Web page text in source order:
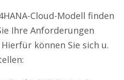
Cloud-Modell finden
Ihre Anforderungen
können Sie sich u.